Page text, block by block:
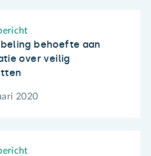
behoefte aan
over veilig
2020